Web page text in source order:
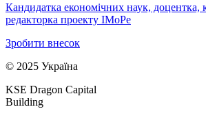
Кандидатка економічних наук, доцентка,
редакторка проекту IMoРe
Зробити внесок
© 2025 Україна
KSE Dragon Capital
Building